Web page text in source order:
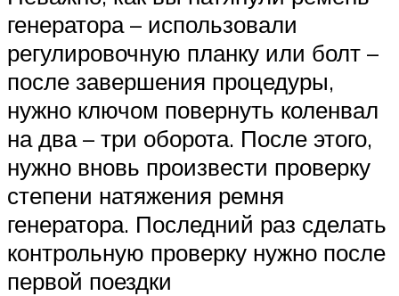
генератора – использовали
регулировочную планку или болт –
после завершения процедуры,
нужно ключом повернуть коленвал
на два – три оборота. После этого,
нужно вновь произвести проверку
степени натяжения ремня
генератора. Последний раз сделать
контрольную проверку нужно после
первой поездки